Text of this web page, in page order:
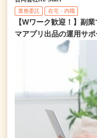
業務委託 在宅・内職
【Wワーク歓迎！】副
マアプリ出品の運用サ